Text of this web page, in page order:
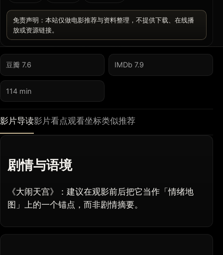
免责声明：本站仅做电影推荐与资料整理，不提供下载、在线播
放或资源链接。
豆瓣 7.6 IMDb 7.9
114 min
影片导读影片看点观看坐标类似推荐
剧情与语境
《大闹天宫》：建议在观影前后把它当作「情绪地
图」上的一个锚点，而非剧情摘要。